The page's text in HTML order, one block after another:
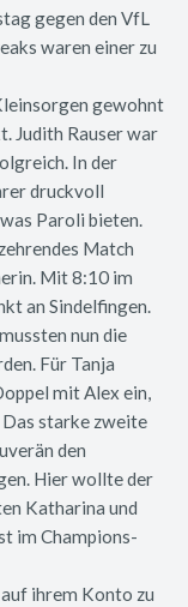
gegen den VfL
waren einer zu
gewohnt
Judith Rauser war
In der
druckvoll
Paroli bieten.
Match
Mit 8:10 im
an Sindelfingen.
nun die
Für Tanja
mit Alex ein,
starke zweite
den
Hier wollte der
Katharina und
im Champions-
ihrem Konto zu